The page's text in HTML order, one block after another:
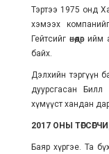
Тэртээ 1975 онд
хэмээх
Гейтсийг өнөөдөр
байх.
Дэлхийн тэргүүн
дуурсгасан Билл
хүмүүст хандан
2017 ОНЫ ТӨГСӨГЧИД
Баяр хүргэе. Та